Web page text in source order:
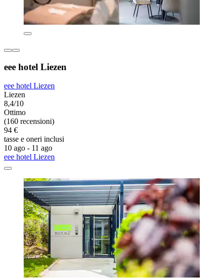
eee hotel Liezen
eee hotel Liezen
Liezen
8,4/10
Ottimo
(160 recensioni)
94 €
tasse e oneri inclusi
10 ago - 11 ago
eee hotel Liezen